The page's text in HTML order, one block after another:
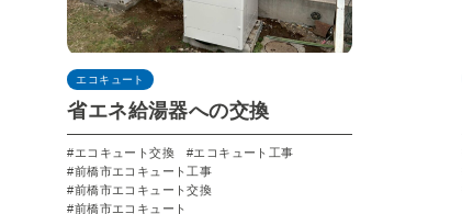
エコキュート
省エネ給湯器への交換
エコキュート交換
エコキュート工事
前橋市エコキュート工事
前橋市エコキュート交換
前橋市エコキュート